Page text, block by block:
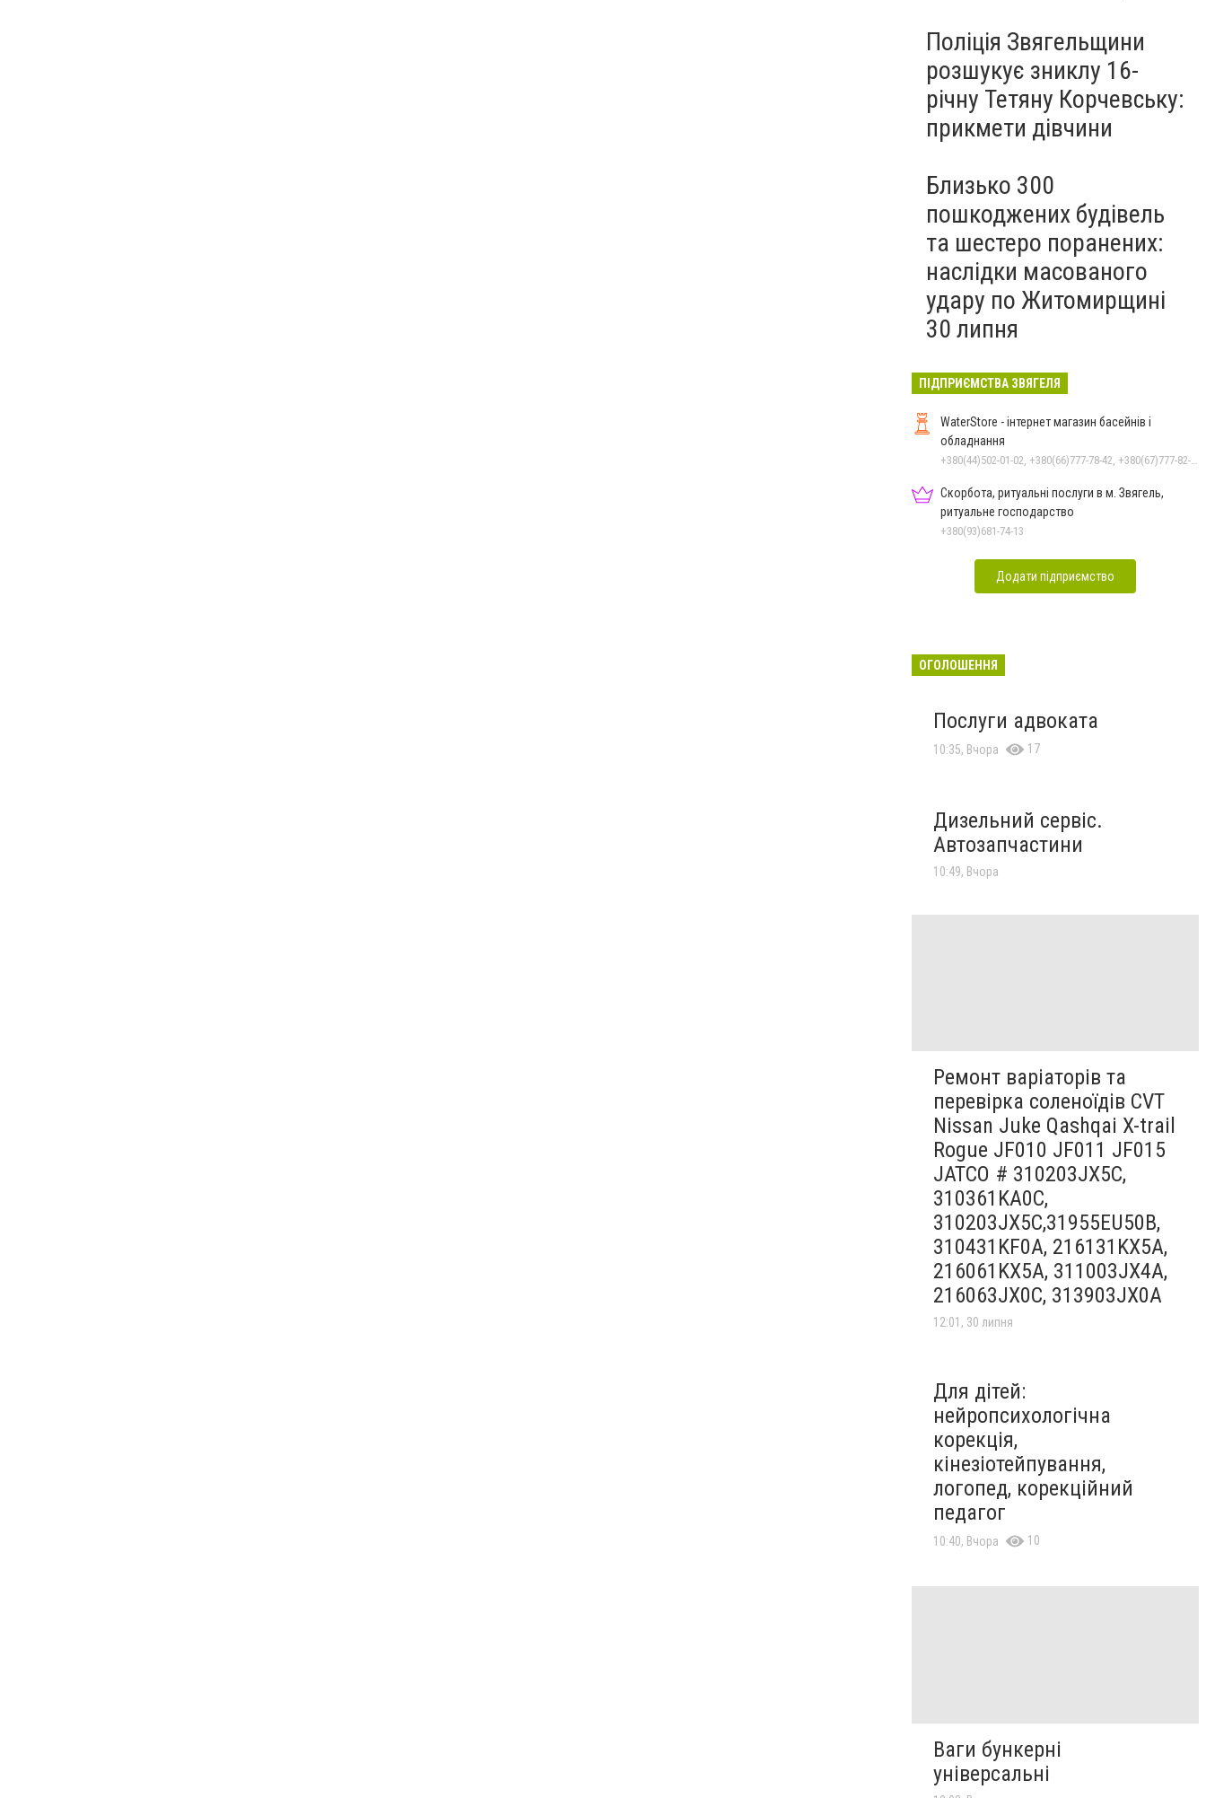
Поліція Звягельщини
розшукує зниклу 16-
річну Тетяну Корчевську:
прикмети дівчини
Близько 300
пошкоджених будівель
та шестеро поранених:
наслідки масованого
удару по Житомирщині
30 липня
ПІДПРИЄМСТВА ЗВЯГЕЛЯ
WaterStore - інтернет магазин басейнів і
обладнання
+380(44)502-01-02, +380(66)777-78-42, +380(67)777-82-19, +380(67)890-80-80, +380(73)890-80-80, +380(44)502-01-03
Скорбота, ритуальні послуги в м. Звягель,
ритуальне господарство
+380(93)681-74-13
Додати підприємство
ОГОЛОШЕННЯ
Послуги адвоката
10:35, Вчора 17
Дизельний сервіс.
Автозапчастини
10:49, Вчора
Ремонт варіаторів та
перевірка соленоїдів CVT
Nissan Juke Qashqai X-trail
Rogue JF010 JF011 JF015
JATCO # 310203JX5C,
310361KA0C,
310203JX5C,31955EU50B,
310431KF0A, 216131KX5A,
216061KX5A, 311003JX4A,
216063JX0C, 313903JX0A
12:01, 30 липня
Для дітей:
нейропсихологічна
корекція,
кінезіотейпування,
логопед, корекційний
педагог
10:40, Вчора 10
Ваги бункерні
універсальні